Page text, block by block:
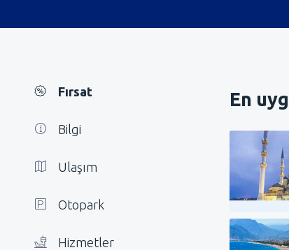
Fırsat
Bilgi
Ulaşım
Otopark
Hizmetler
En